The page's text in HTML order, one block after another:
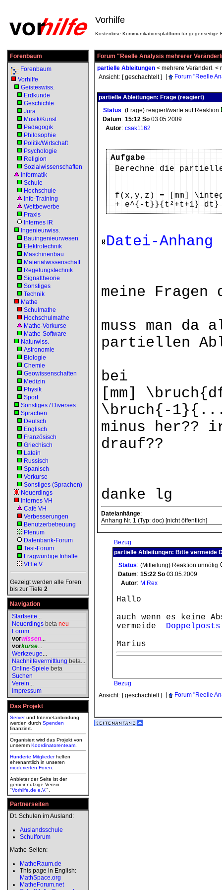
Vorhilfe
Kostenlose Kommunikationsplattform für gegenseitige
Forenbaum
Forenbaum
Vorhilfe
Geisteswiss.
Erdkunde
Geschichte
Jura
Musik/Kunst
Pädagogik
Philosophie
Politik/Wirtschaft
Psychologie
Religion
Sozialwissenschaften
Informatik
Schule
Hochschule
Info-Training
Wettbewerbe
Praxis
Internes IR
Ingenieurwiss.
Bauingenieurwesen
Elektrotechnik
Maschinenbau
Materialwissenschaft
Regelungstechnik
Signaltheorie
Sonstiges
Technik
Mathe
Schulmathe
Hochschulmathe
Mathe-Vorkurse
Mathe-Software
Naturwiss.
Astronomie
Biologie
Chemie
Geowissenschaften
Medizin
Physik
Sport
Sonstiges / Diverses
Sprachen
Deutsch
Englisch
Französisch
Griechisch
Latein
Russisch
Spanisch
Vorkurse
Sonstiges (Sprachen)
Neuerdings
Internes VH
Café VH
Verbesserungen
Benutzerbetreuung
Plenum
Datenbank-Forum
Test-Forum
Fragwürdige Inhalte
VH e.V.
Gezeigt werden alle Foren
bis zur Tiefe 2
Navigation
Startseite...
Neuerdings beta neu
Forum...
vorwissen...
vorkurse...
Werkzeuge...
Nachhilfevermittlung beta...
Online-Spiele beta
Suchen
Verein...
Impressum
Das Projekt
Serverund Internetanbindung
werden durch Spenden
finanziert.
Organisiert wird das Projekt von
unserem Koordinatorenteam
Hunderte Mitgliederhelfen
ehrenamtlich in unseren
moderierten Foren
Anbieter der Seite ist der
gemeinnützige Verein
"Vorhilfe.de e.V.".
Partnerseiten
Dt. Schulen im Ausland:
Auslandsschule
Schulforum
Mathe-Seiten:
MatheRaum.de
This page in English:
MathSpace.org
MatheForum.net
Forum "Reelle Analysis mehrerer
partielle Ableitungen < mehrere Veränderl. <
Ansicht: [ geschachtelt ] Forum "Reelle
partielle Ableitungen: Frage (reagiert)
Status: (Frage) reagiert/warte auf Reaktion
Datum: 15:12 So 03.05.2009
Autor: csak1162
Aufgabe
Berechne die
f(x,y,z) = [mm]
+ e^{-t}}{t²+t+1} dt}
Datei-Anhang
meine Fragen
muss man da
partiellen
bei
[mm]
\bruch{-
minus her??
drauf??
danke lg
Dateianhänge:
Anhang Nr. 1 (Typ: doc) [nicht öffentlich]
Bezug
partielle Ableitungen: Bitte vermeide
Status: (Mitteilung) Reaktion unnötig
Datum: 15:22 So 03.05.2009
Autor: M.Rex
Hallo
auch wenn es keine
vermeide Doppelposts
Marius
Bezug
Ansicht: [ geschachtelt ] Forum "Reelle